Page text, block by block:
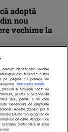
adoptă
nou
vechime la
precum identificatorii cookie
dvs. făcând clic mai
pe pagina cu politica de
Mai multe detalii
precum si furnizorii nostri de
pentru a personaliza
dvs., pentru a va oferi
Beneficiati de drepturile
Aceste drepturi pot fi
tuturor Tehnologiilor de
de catre Vendor-ii cu
schimba preferintele in mod
ului.